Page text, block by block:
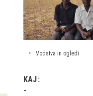
Stalne razstave
Občasne razstave
Virtualni sprehodi
Vodstva in ogledi
KAJ